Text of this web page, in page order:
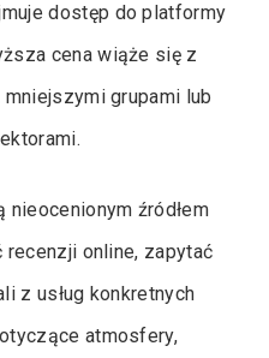
dostęp do platformy
cena wiąże się z
grupami lub
nieocenionym źródłem
recenzji online, zapytać
z usług konkretnych
atmosfery,